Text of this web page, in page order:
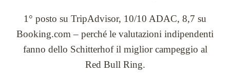
1° posto su TripAdvisor, 10/10 ADAC, 8,7 su
Booking.com – perché le valutazioni indipendenti
fanno dello Schitterhof il miglior campeggio al
Red Bull Ring.